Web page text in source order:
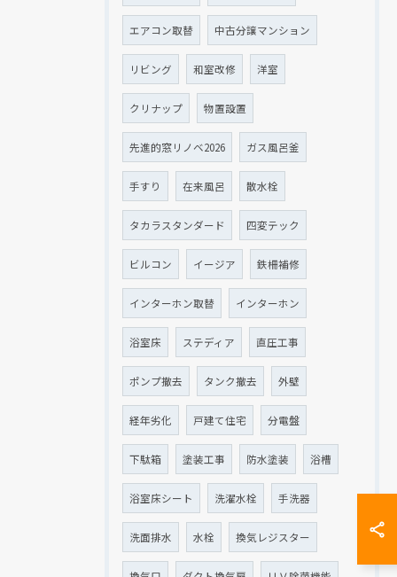
エアコン取替 中古分譲マンション
リビング 和室改修 洋室
クリナップ 物置設置
先進的窓リノベ2026 ガス風呂釜
手すり 在来風呂 散水栓
タカラスタンダード 四変テック
ビルコン イージア 鉄柵補修
インターホン取替 インターホン
浴室床 ステディア 直圧工事
ポンプ撤去 タンク撤去 外壁
経年劣化 戸建て住宅 分電盤
下駄箱 塗装工事 防水塗装 浴槽
浴室床シート 洗濯水栓 手洗器
洗面排水 水栓 換気レジスター